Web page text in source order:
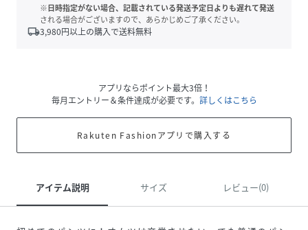
※日時指定がない場合、記載されている発送予定日よりも遅れて発送
される場合がございますので、あらかじめご了承ください。
local_shipping3,980円以上の購入で送料無料
アプリならポイント最大3倍！
毎月エントリー＆条件達成が必要です。 詳しくはこちら
Rakuten Fashionアプリで購入する
アイテム説明 サイズ レビュー(0)